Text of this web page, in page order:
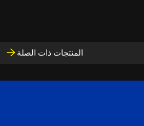
المنتجات ذات الصلة